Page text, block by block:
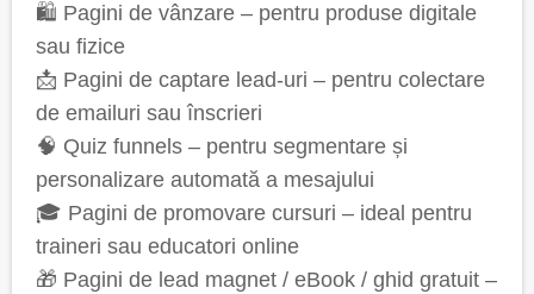
🛍️ Pagini de vânzare – pentru produse digitale
sau fizice
📩 Pagini de captare lead-uri – pentru colectare
de emailuri sau înscrieri
🧠 Quiz funnels – pentru segmentare și
personalizare automată a mesajului
🎓 Pagini de promovare cursuri – ideal pentru
traineri sau educatori online
🎁 Pagini de lead magnet / eBook / ghid gratuit –